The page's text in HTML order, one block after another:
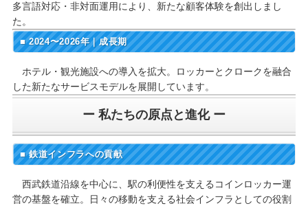
多言語対応・非対面運用により、新たな顧客体験を創出しまし
た。
■ 2024〜2026年｜成長期
ホテル・観光施設への導入を拡大。ロッカーとクロークを融合
した新たなサービスモデルを展開しています。
ー 私たちの原点と進化 ー
■ 鉄道インフラへの貢献
西武鉄道沿線を中心に、駅の利便性を支えるコインロッカー運
営の基盤を確立。日々の移動を支える社会インフラとしての役割